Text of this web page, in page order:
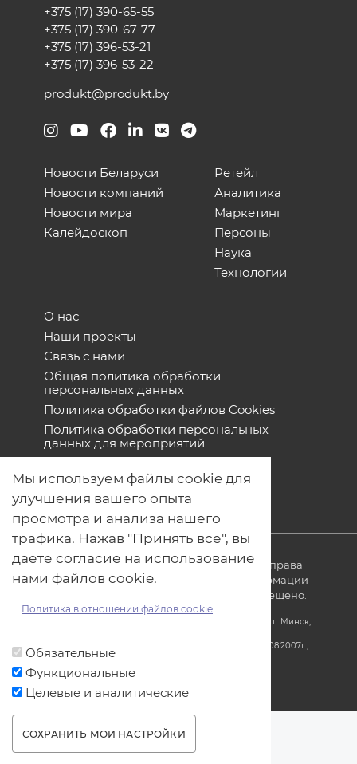
+375 (17) 390-65-55
+375 (17) 390-67-77
+375 (17) 396-53-21
+375 (17) 396-53-22
produkt@produkt.by
Новости Беларуси
Новости компаний
Новости мира
Калейдоскоп
Ретейл
Аналитика
Маркетинг
Персоны
Наука
Технологии
О нас
Наши проекты
Связь с нами
Общая политика обработки
персональных данных
Политика обработки файлов Cookies
Политика обработки персональных
данных для мероприятий
© ОДО «Точно-вовремя» 2007-2026. Все права
защищены, любое использование информации
без ссылки на источник produkt.by запрещено.
Юридический адрес: Республика Беларусь, 220005, г. Минск,
УНП 690608000, регистрация за №690608000 от 31.08.2007г.,
Мы используем файлы cookie для
улучшения вашего опыта
просмотра и анализа нашего
трафика. Нажав "Принять все", вы
даете согласие на использование
нами файлов cookie.
Политика в отношении файлов cookie
Обязательные
Функциональные
Целевые и аналитические
СОХРАНИТЬ МОИ НАСТРОЙКИ